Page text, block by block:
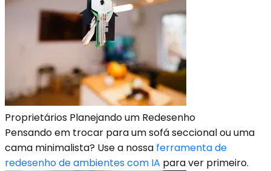
Proprietários Planejando um Redesenho
Pensando em trocar para um sofá seccional ou uma
cama minimalista? Use a nossa ferramenta de
redesenho de ambientes com IA para ver primeiro.